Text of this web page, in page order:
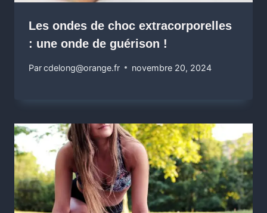
Les ondes de choc extracorporelles
: une onde de guérison !
Parcdelong@orange.fr novembre 20, 2024